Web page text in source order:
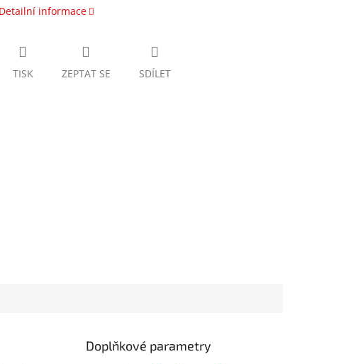
Detailní informace
TISK ZEPTAT SE SDÍLET
Doplňkové parametry